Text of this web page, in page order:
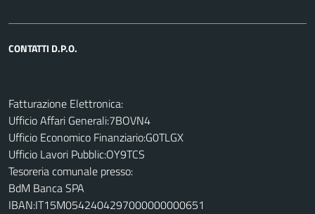
CONTATTI D.P.O.
Fatturazione Elettronica:
Ufficio Affari Generali:7BOVN4
Ufficio Economico Finanziario:G0TLGX
Ufficio Lavori Pubblic:OY9TCS
Tesoreria comunale presso:
BdM Banca SPA
IBAN:IT15M0542404297000000000651